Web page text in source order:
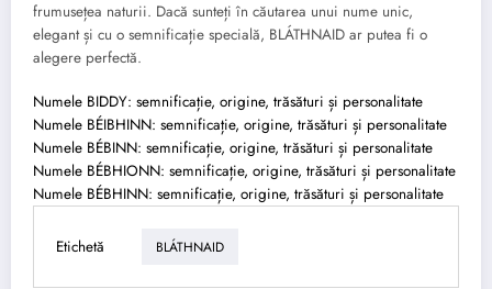
frumusețea naturii. Dacă sunteți în căutarea unui nume unic,
elegant și cu o semnificație specială, BLÁTHNAID ar putea fi o
alegere perfectă.
Numele BIDDY: semnificație, origine, trăsături și personalitate
Numele BÉIBHINN: semnificație, origine, trăsături și personalitate
Numele BÉBINN: semnificație, origine, trăsături și personalitate
Numele BÉBHIONN: semnificație, origine, trăsături și personalitate
Numele BÉBHINN: semnificație, origine, trăsături și personalitate
Etichetă BLÁTHNAID